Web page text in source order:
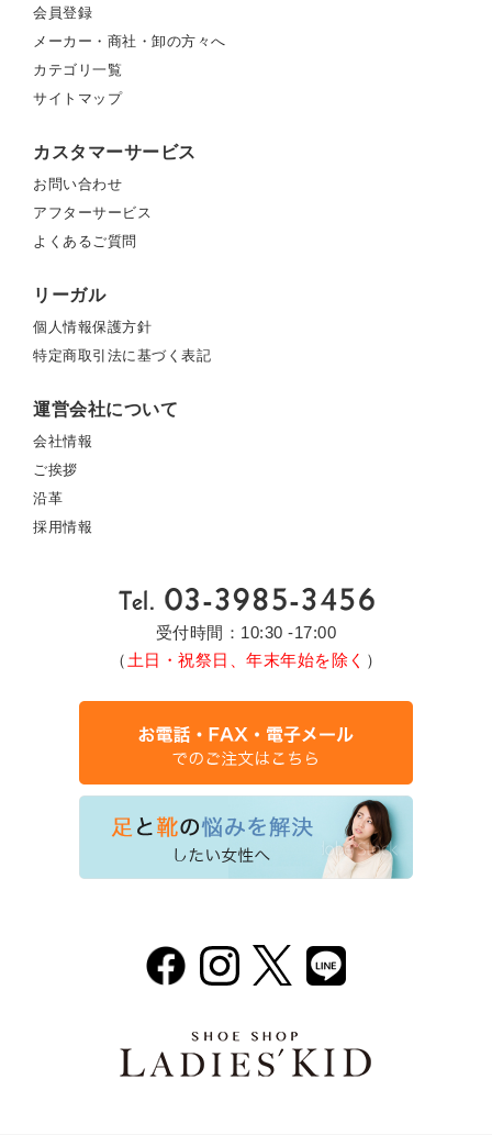
会員登録
メーカー・商社・卸の方々へ
カテゴリ一覧
サイトマップ
カスタマーサービス
お問い合わせ
アフターサービス
よくあるご質問
リーガル
個人情報保護方針
特定商取引法に基づく表記
運営会社について
会社情報
ご挨拶
沿革
採用情報
受付時間：10:30 -17:00
（ 土日・祝祭日、年末年始を除く ）